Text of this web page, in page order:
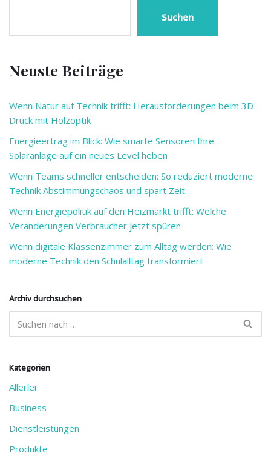
Suchen
Neuste Beiträge
Wenn Natur auf Technik trifft: Herausforderungen beim 3D-
Druck mit Holzoptik
Energieertrag im Blick: Wie smarte Sensoren Ihre
Solaranlage auf ein neues Level heben
Wenn Teams schneller entscheiden: So reduziert moderne
Technik Abstimmungschaos und spart Zeit
Wenn Energiepolitik auf den Heizmarkt trifft: Welche
Veränderungen Verbraucher jetzt spüren
Wenn digitale Klassenzimmer zum Alltag werden: Wie
moderne Technik den Schulalltag transformiert
Archiv durchsuchen
Kategorien
Allerlei
Business
Dienstleistungen
Produkte